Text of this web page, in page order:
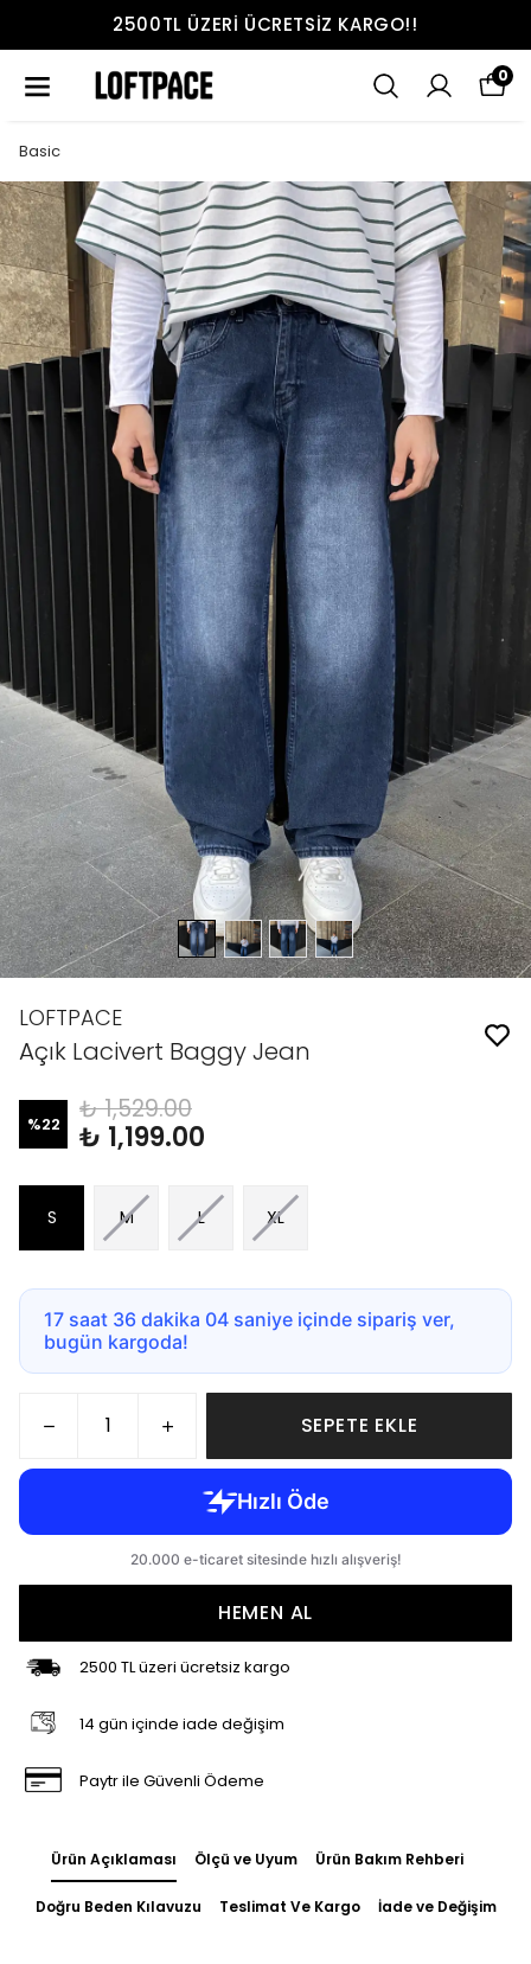
2500TL ÜZERI ÜCRETSIZ KARGO!!
0
Basic
LOFTPACE
Açık Lacivert Baggy Jean
%22 ₺ 1,529.00
₺ 1,199.00
S M L XL
17 saat 36 dakika 03 saniye içinde sipariş ver,
bugün kargoda!
SEPETE EKLE
HEMEN AL
2500 TL üzeri ücretsiz kargo
14 gün içinde iade değişim
Paytr ile Güvenli Ödeme
Ürün Açıklaması Ölçü ve Uyum Ürün Bakım Rehberi
Doğru Beden Kılavuzu Teslimat Ve Kargo İade ve Değişim